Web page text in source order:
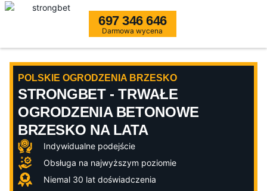
697 346 646
Darmowa wycena
POLSKIE OGRODZENIA BRZESKO
STRONGBET - TRWAŁE
OGRODZENIA BETONOWE
BRZESKO NA LATA
Indywidualne podejście
Obsługa na najwyższym poziomie
Niemal 30 lat doświadczenia